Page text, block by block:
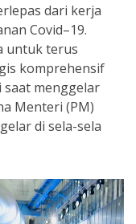
dari kerja
Covid–19.
untuk terus
komprehensif
saat menggelar
Menteri (PM)
di sela-sela